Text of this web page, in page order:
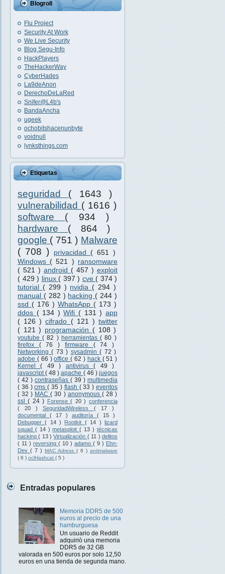
Blogroll
Flu Project
Security At Work
We Live Security
Blog Segu-Info
HackPlayers
TheHackerWay
CyberHades
La9deAnon
DerechoDeLaRed
Snifer@L4b's
BandaAncha
ugeek
ochobitshacenunbyte
voidnull
lynksthings.com
Etiquetas
seguridad ( 1643 )
vulnerabilidad ( 1616 )
software ( 934 )
hardware ( 864 )
google ( 751 ) Malware
( 708 )
privacidad ( 651 )
Windows ( 521 ) ransomware
( 521 ) android ( 457 ) exploit
( 429 ) linux ( 397 ) cve ( 374 )
tutorial ( 299 ) nvidia ( 294 )
manual ( 282 ) hacking ( 244 )
ssd ( 176 ) WhatsApp ( 173 )
ddos ( 134 )Wifi ( 131 ) app
( 126 )cifrado ( 121 )twitter
( 121 ) programación ( 108 )
youtube( 82 ) herramientas( 80 )
firefox ( 76 ) firmware ( 74 )
Networking( 73 ) sysadmin( 72 )
adobe ( 66 )office( 62 ) hack ( 51 )
Kernel( 49 ) antivirus( 49 )
javascript( 48 )apache ( 46 ) juegos
( 42 ) contraseñas ( 39 ) multimedia
( 36 )cms( 35 ) flash ( 33 )eventos
( 32 ) MAC( 30 ) anonymous ( 28 )
ssl( 24 ) Forense( 20 ) conferencia
( 20 )SeguridadWireless ( 17 )
documental ( 17 ) auditoría ( 15 )
Debugger( 14 ) Rootkit ( 14 ) lizard
squad ( 14 )metasploit( 13 ) técnicas
hacking( 13 )Virtualización ( 11 ) delitos
( 11 ) reversing ( 10 ) adamo ( 9 ) Ehn-
Dev ( 7 ) MAC Adress ( 6 ) antimalware
( 6 ) oclHashcat ( 5 )
Entradas populares
Memoria DDR5 de 500
euros al precio de una
hamburguesa
Un usuario de Reddit
adquirió una memoria
DDR5 de 32 GB
valorada en 500 euros por solo 12,50
euros en una tienda de segunda mano.